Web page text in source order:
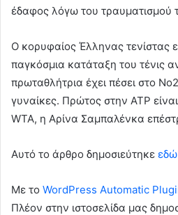
έδαφος λόγω του τραυματισμού
Ο κορυφαίος Έλληνας τενίστας
παγκόσμια κατάταξη του τένις
πρωταθλήτρια έχει πέσει στο
γυναίκες. Πρώτος στην ATP
WTA, η Αρίνα Σαμπαλένκα
Αυτό το άρθρο δημοσιεύτηκε
Με το WordPress Automatic
Πλέον στην ιστοσελίδα μας